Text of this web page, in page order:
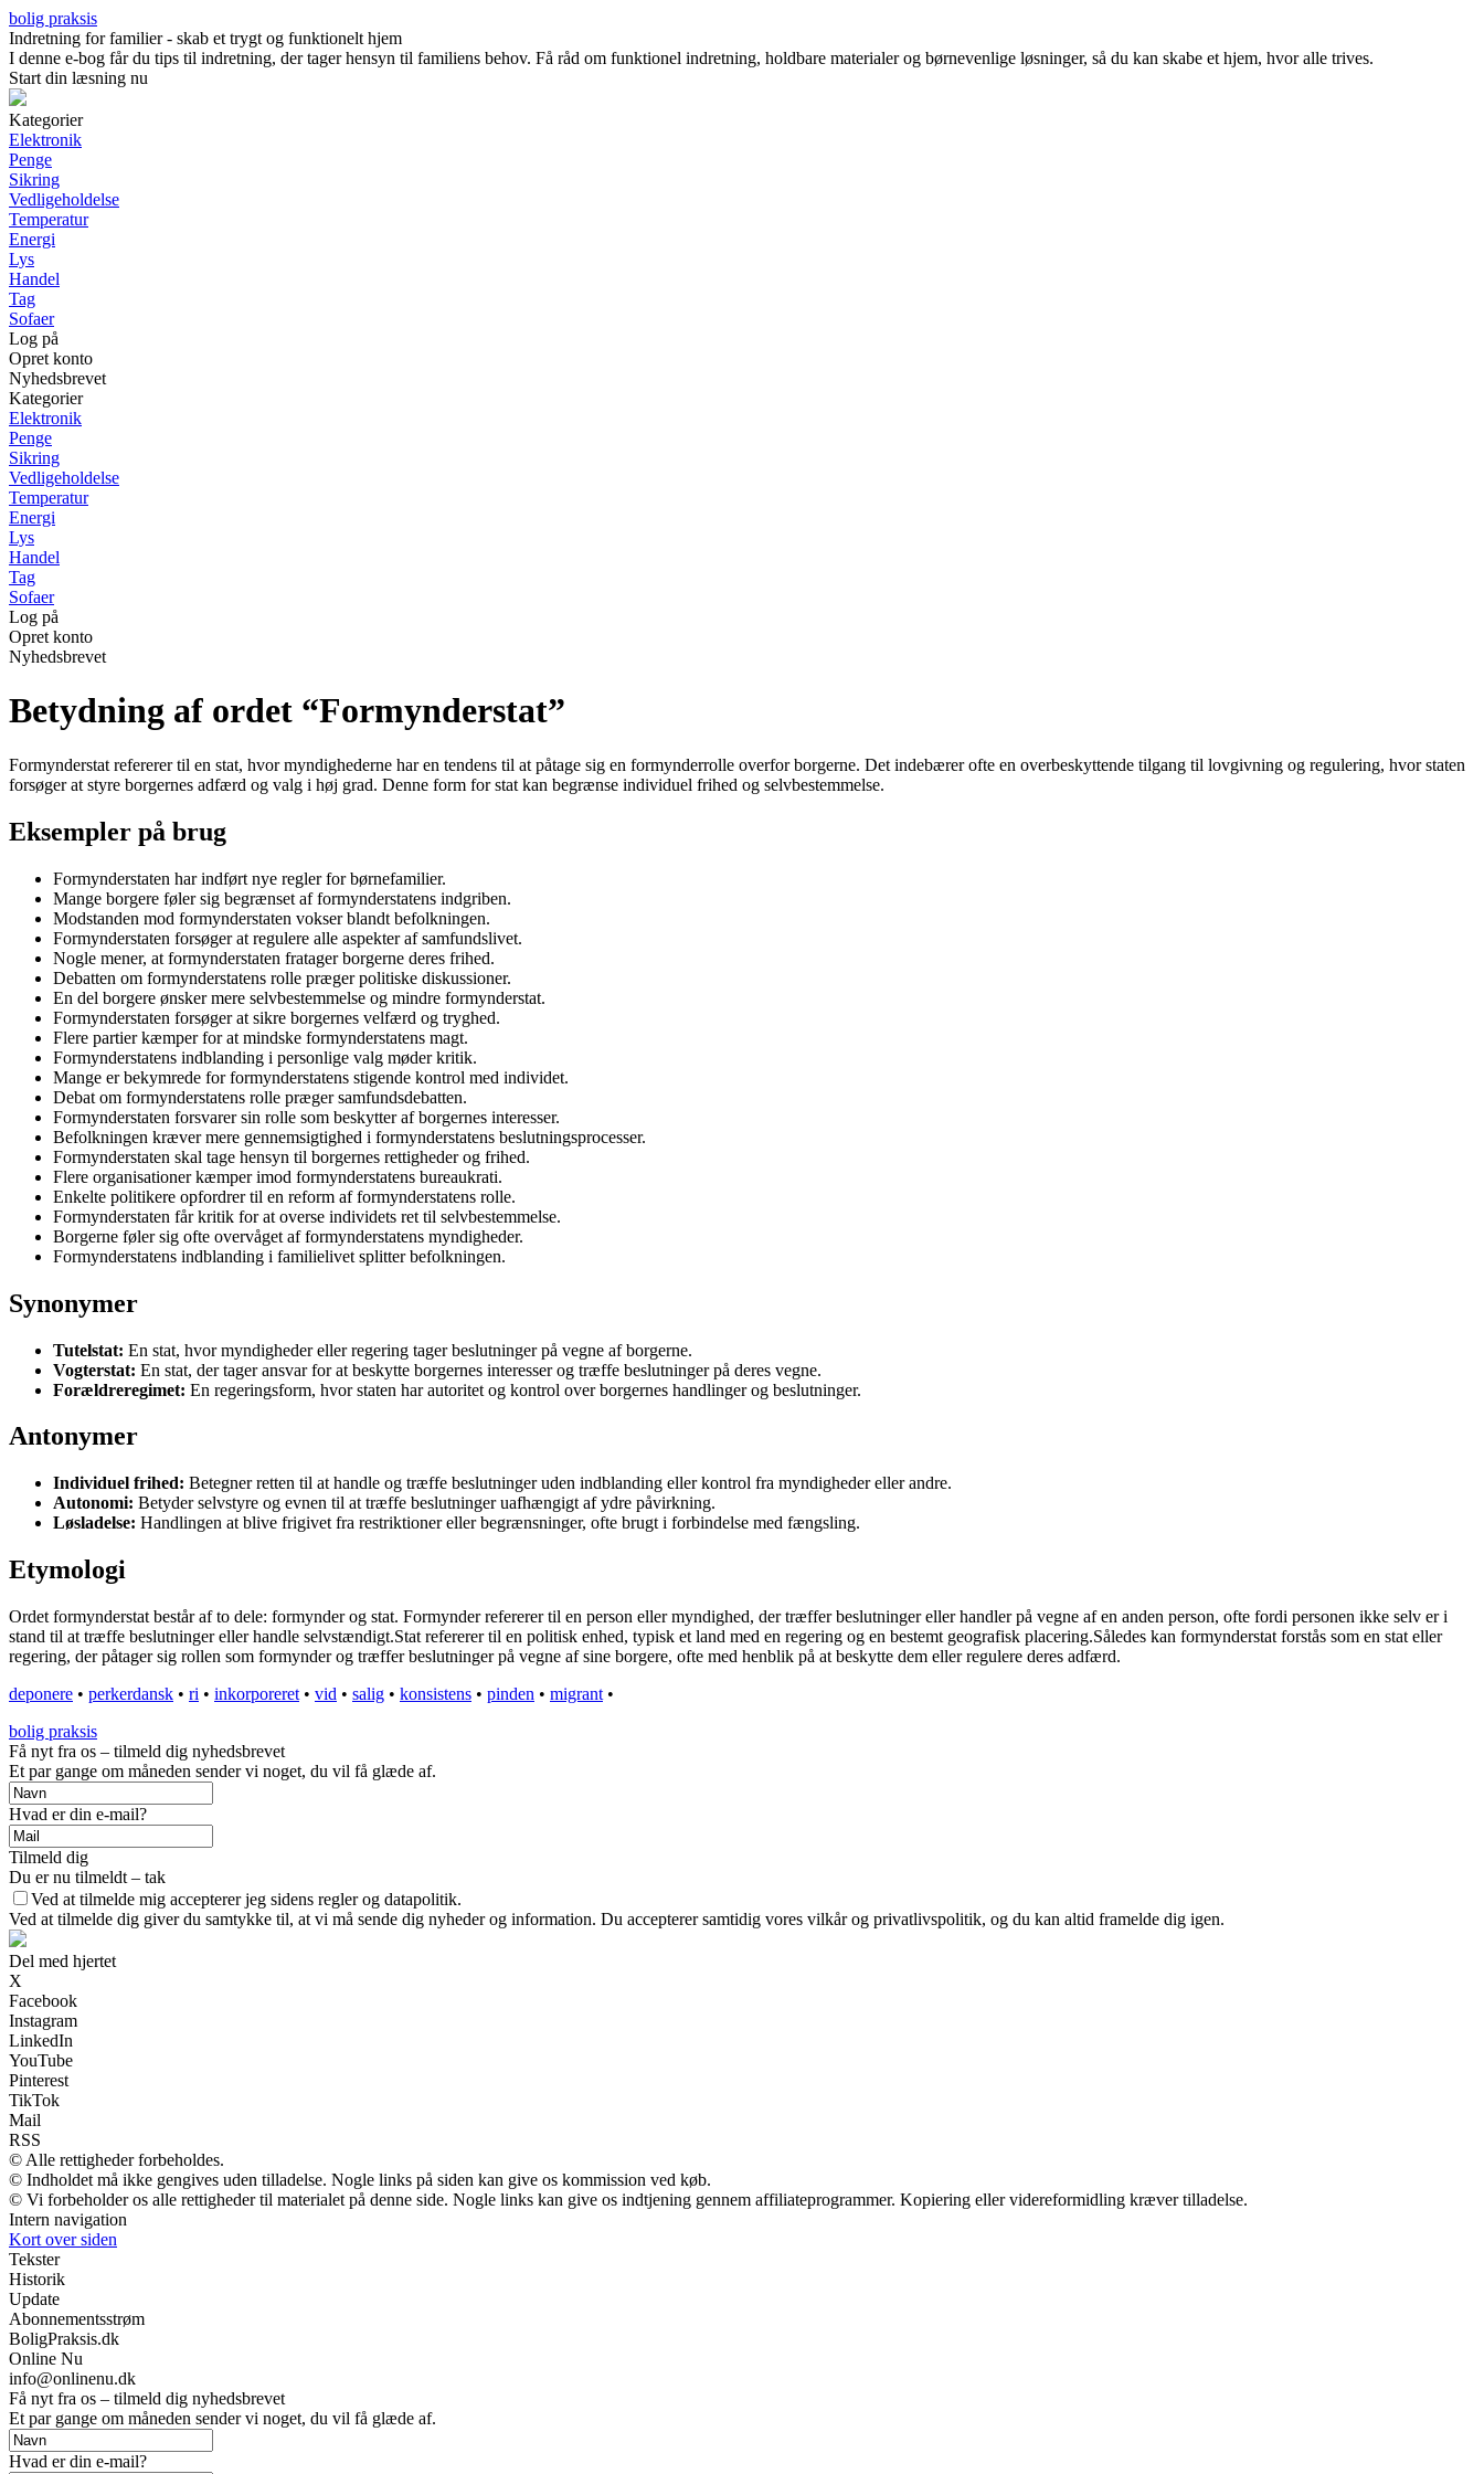
bolig praksis
Indretning for familier - skab et trygt og funktionelt hjem
I denne e-bog får du tips til indretning, der tager hensyn til familiens behov. Få råd om funktionel indretning, holdbare materialer og børnevenlige løsninger, så du kan skabe et hjem, hvor alle trives.
Start din læsning nu
Kategorier
Elektronik
Penge
Sikring
Vedligeholdelse
Temperatur
Energi
Lys
Handel
Tag
Sofaer
Log på
Opret konto
Nyhedsbrevet
Kategorier
Elektronik
Penge
Sikring
Vedligeholdelse
Temperatur
Energi
Lys
Handel
Tag
Sofaer
Log på
Opret konto
Nyhedsbrevet
Betydning af ordet “Formynderstat”
Formynderstat refererer til en stat, hvor myndighederne har en tendens til at påtage sig en formynderrolle overfor borgerne. Det indebærer ofte en overbeskyttende tilgang til lovgivning og regulering, hvor staten
forsøger at styre borgernes adfærd og valg i høj grad. Denne form for stat kan begrænse individuel frihed og selvbestemmelse.
Eksempler på brug
Formynderstaten har indført nye regler for børnefamilier.
Mange borgere føler sig begrænset af formynderstatens indgriben.
Modstanden mod formynderstaten vokser blandt befolkningen.
Formynderstaten forsøger at regulere alle aspekter af samfundslivet.
Nogle mener, at formynderstaten fratager borgerne deres frihed.
Debatten om formynderstatens rolle præger politiske diskussioner.
En del borgere ønsker mere selvbestemmelse og mindre formynderstat.
Formynderstaten forsøger at sikre borgernes velfærd og tryghed.
Flere partier kæmper for at mindske formynderstatens magt.
Formynderstatens indblanding i personlige valg møder kritik.
Mange er bekymrede for formynderstatens stigende kontrol med individet.
Debat om formynderstatens rolle præger samfundsdebatten.
Formynderstaten forsvarer sin rolle som beskytter af borgernes interesser.
Befolkningen kræver mere gennemsigtighed i formynderstatens beslutningsprocesser.
Formynderstaten skal tage hensyn til borgernes rettigheder og frihed.
Flere organisationer kæmper imod formynderstatens bureaukrati.
Enkelte politikere opfordrer til en reform af formynderstatens rolle.
Formynderstaten får kritik for at overse individets ret til selvbestemmelse.
Borgerne føler sig ofte overvåget af formynderstatens myndigheder.
Formynderstatens indblanding i familielivet splitter befolkningen.
Synonymer
Tutelstat: En stat, hvor myndigheder eller regering tager beslutninger på vegne af borgerne.
Vogterstat: En stat, der tager ansvar for at beskytte borgernes interesser og træffe beslutninger på deres vegne.
Forældreregimet: En regeringsform, hvor staten har autoritet og kontrol over borgernes handlinger og beslutninger.
Antonymer
Individuel frihed: Betegner retten til at handle og træffe beslutninger uden indblanding eller kontrol fra myndigheder eller andre.
Autonomi: Betyder selvstyre og evnen til at træffe beslutninger uafhængigt af ydre påvirkning.
Løsladelse: Handlingen at blive frigivet fra restriktioner eller begrænsninger, ofte brugt i forbindelse med fængsling.
Etymologi
Ordet formynderstat består af to dele: formynder og stat. Formynder refererer til en person eller myndighed, der træffer beslutninger eller handler på vegne af en anden person, ofte fordi personen ikke selv er i
stand til at træffe beslutninger eller handle selvstændigt.Stat refererer til en politisk enhed, typisk et land med en regering og en bestemt geografisk placering.Således kan formynderstat forstås som en stat eller
regering, der påtager sig rollen som formynder og træffer beslutninger på vegne af sine borgere, ofte med henblik på at beskytte dem eller regulere deres adfærd.
deponere • perkerdansk • ri • inkorporeret • vid • salig • konsistens • pinden • migrant •
bolig praksis
Få nyt fra os – tilmeld dig nyhedsbrevet
Et par gange om måneden sender vi noget, du vil få glæde af.
Hvad er din e-mail?
Tilmeld dig
Du er nu tilmeldt – tak
Ved at tilmelde mig accepterer jeg sidens regler og datapolitik.
Ved at tilmelde dig giver du samtykke til, at vi må sende dig nyheder og information. Du accepterer samtidig vores vilkår og privatlivspolitik, og du kan altid framelde dig igen.
Del med hjertet
X
Facebook
Instagram
LinkedIn
YouTube
Pinterest
TikTok
Mail
RSS
© Alle rettigheder forbeholdes.
© Indholdet må ikke gengives uden tilladelse. Nogle links på siden kan give os kommission ved køb.
© Vi forbeholder os alle rettigheder til materialet på denne side. Nogle links kan give os indtjening gennem affiliateprogrammer. Kopiering eller videreformidling kræver tilladelse.
Intern navigation
Kort over siden
Tekster
Historik
Update
Abonnementsstrøm
BoligPraksis.dk
Online Nu
info@onlinenu.dk
Få nyt fra os – tilmeld dig nyhedsbrevet
Et par gange om måneden sender vi noget, du vil få glæde af.
Hvad er din e-mail?